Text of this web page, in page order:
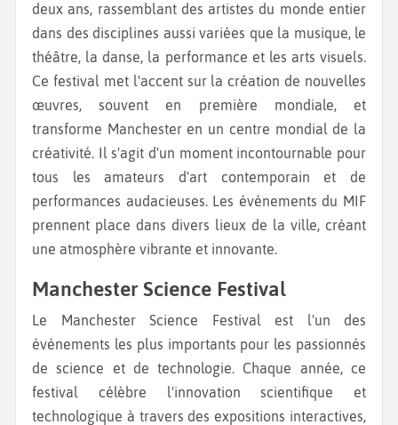
deux ans, rassemblant des artistes du monde entier
dans des disciplines aussi variées que la musique, le
théâtre, la danse, la performance et les arts visuels.
Ce festival met l'accent sur la création de nouvelles
œuvres, souvent en première mondiale, et
transforme Manchester en un centre mondial de la
créativité. Il s'agit d'un moment incontournable pour
tous les amateurs d'art contemporain et de
performances audacieuses. Les événements du MIF
prennent place dans divers lieux de la ville, créant
une atmosphère vibrante et innovante.
Manchester Science Festival
Le Manchester Science Festival est l'un des
événements les plus importants pour les passionnés
de science et de technologie. Chaque année, ce
festival célèbre l'innovation scientifique et
technologique à travers des expositions interactives,